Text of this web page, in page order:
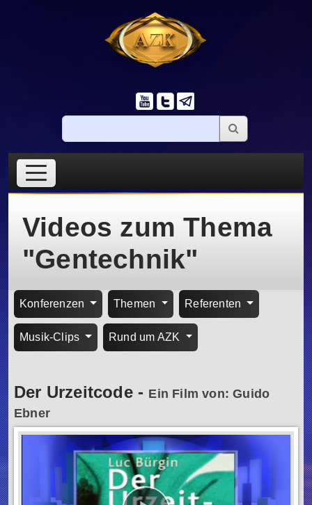
Videos zum Thema
"Gentechnik"
Konferenzen Themen Referenten
Musik-Clips Rund um AZK
Der Urzeitcode - Ein Film von: Guido
Ebner